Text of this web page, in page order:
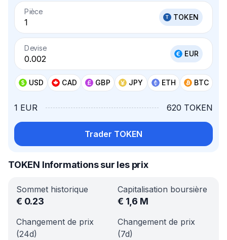
Pièce
TOKEN
Devise
EUR
USD CAD GBP JPY ETH BTC
1 EUR 620 TOKEN
Trader TOKEN
TOKEN Informations sur les prix
Sommet historique
€ 0.23
Capitalisation boursière
€ 1,6 M
Changement de prix
(24d)
Changement de prix
(7d)